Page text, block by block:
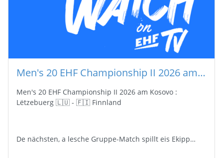
Men's 20 EHF Championship II 2026 am Kosovo : Lëtzebuerg 🇱🇺 - 🇫🇮 Finnland
Men's 20 EHF Championship II 2026 am Kosovo :
Lëtzebuerg 🇱🇺 - 🇫🇮 Finnland
De nächsten, a lesche Gruppe-Match spillt eis Ekipp…